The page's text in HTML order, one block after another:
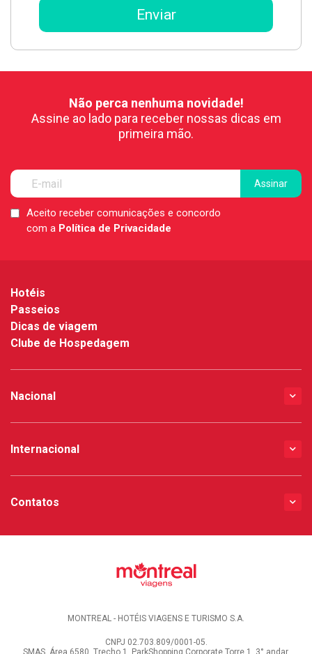
Não perca nenhuma novidade!
Assine ao lado para receber nossas dicas em
primeira mão.
LGPDAceito receber comunicações e concordo
com a Política de Privacidade
Hotéis
Passeios
Dicas de viagem
Clube de Hospedagem
Nacional
Internacional
Contatos
MONTREAL - HOTÉIS VIAGENS E TURISMO S.A.
CNPJ 02.703.809/0001-05.
SMAS, Área 6580, Trecho 1, ParkShopping Corporate Torre 1, 3° andar.